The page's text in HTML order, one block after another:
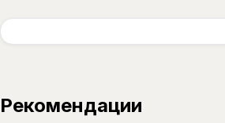
Рекомендации